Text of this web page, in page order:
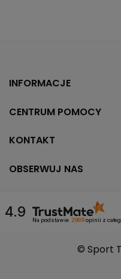
INFORMACJE
CENTRUM POMOCY
KONTAKT
OBSERWUJ NAS
4.9 Na podstawie 2989opinii z
© Sport